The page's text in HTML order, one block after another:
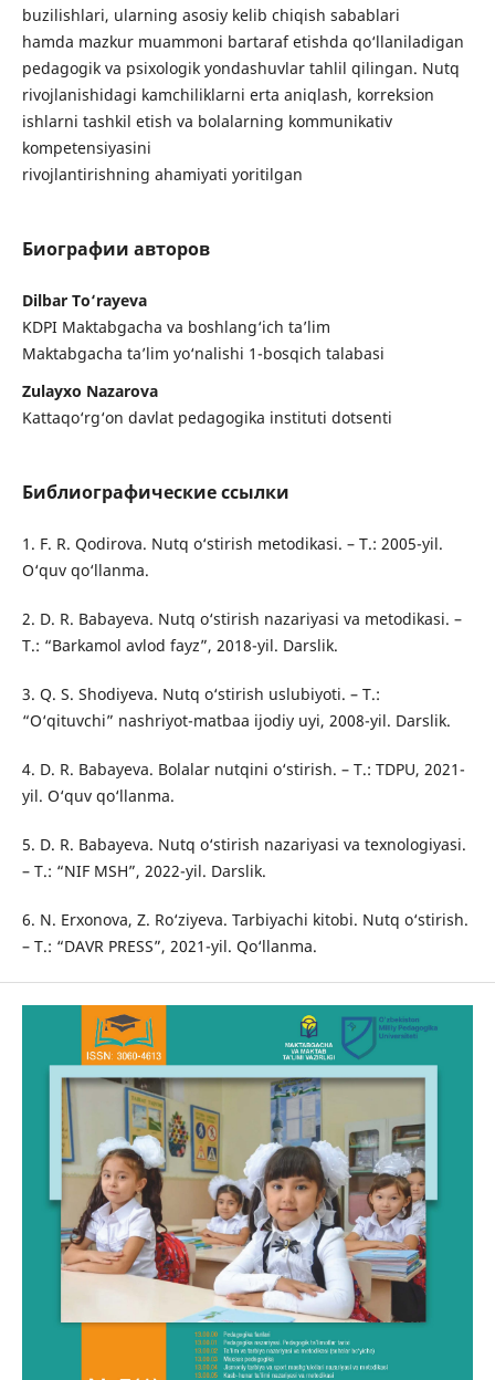
buzilishlari, ularning asosiy kelib chiqish sabablari
hamda mazkur muammoni bartaraf etishda qo‘llaniladigan
pedagogik va psixologik yondashuvlar tahlil qilingan. Nutq
rivojlanishidagi kamchiliklarni erta aniqlash, korreksion
ishlarni tashkil etish va bolalarning kommunikativ
kompetensiyasini
rivojlantirishning ahamiyati yoritilgan
Биографии авторов
Dilbar To‘rayeva
KDPI Maktabgacha va boshlang‘ich ta’lim
Maktabgacha ta’lim yo‘nalishi 1-bosqich talabasi
Zulayxo Nazarova
Kattaqo‘rg‘on davlat pedagogika instituti dotsenti
Библиографические ссылки
1. F. R. Qodirova. Nutq o‘stirish metodikasi. – T.: 2005-yil.
O‘quv qo‘llanma.
2. D. R. Babayeva. Nutq o‘stirish nazariyasi va metodikasi. –
T.: “Barkamol avlod fayz”, 2018-yil. Darslik.
3. Q. S. Shodiyeva. Nutq o‘stirish uslubiyoti. – T.:
“O‘qituvchi” nashriyot-matbaa ijodiy uyi, 2008-yil. Darslik.
4. D. R. Babayeva. Bolalar nutqini o‘stirish. – T.: TDPU, 2021-
yil. O‘quv qo‘llanma.
5. D. R. Babayeva. Nutq o‘stirish nazariyasi va texnologiyasi.
– T.: “NIF MSH”, 2022-yil. Darslik.
6. N. Erxonova, Z. Ro‘ziyeva. Tarbiyachi kitobi. Nutq o‘stirish.
– T.: “DAVR PRESS”, 2021-yil. Qo‘llanma.